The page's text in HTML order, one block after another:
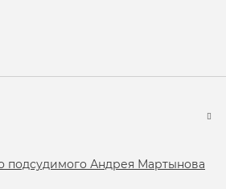
подсудимого Андрея Мартынова